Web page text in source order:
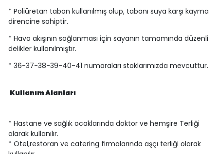
* Poliüretan taban kullanılmış olup, tabanı suya karşı kayma
direncine sahiptir.
* Hava akışının sağlanması için sayanın tamamında düzenli
delikler kullanılmıştır.
* 36-37-38-39-40-41 numaraları stoklarımızda mevcuttur.
Kullanım Alanları
* Hastane ve sağlık ocaklarında doktor ve hemşire Terliği
olarak kullanılır.
* Otel,restoran ve catering firmalarında aşçı terliği olarak